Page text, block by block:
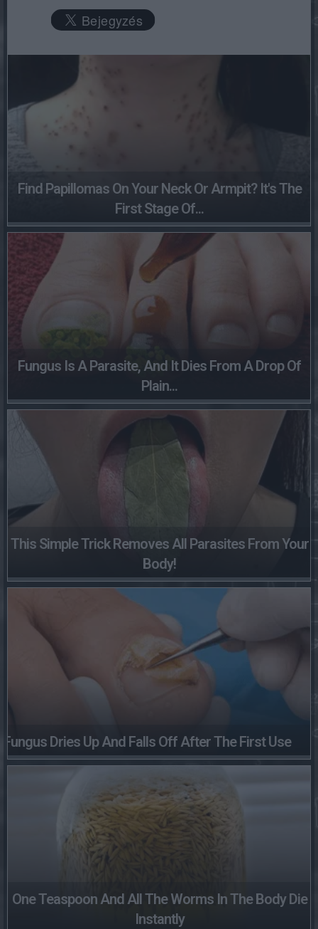
Find Papillomas On Your Neck Or Armpit? It's The
First Stage Of...
Fungus Is A Parasite, And It Dies From A Drop Of
Plain...
This Simple Trick Removes All Parasites From Your
Body!
Fungus Dries Up And Falls Off After The First Use
One Teaspoon And All The Worms In The Body Die
Instantly